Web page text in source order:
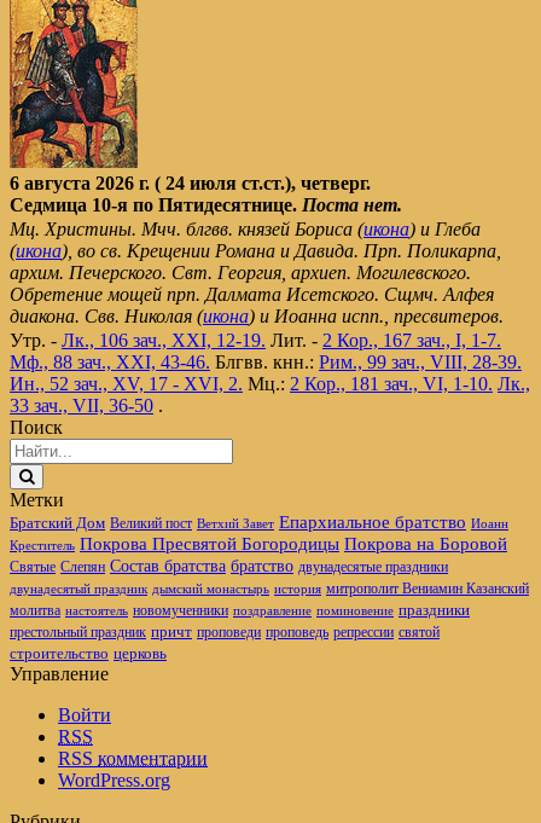
6 августа 2026 г. ( 24 июля ст.ст.), четверг.
Седмица 10-я по Пятидесятнице. Поста нет.
Мц. Христины. Мчч. блгвв. князей Бориса (икона) и Глеба
(икона), во св. Крещении Романа и Давида. Прп. Поликарпа,
архим. Печерского. Свт. Георгия, архиеп. Могилевского.
Обретение мощей прп. Далмата Исетского. Сщмч. Алфея
диакона. Свв. Николая (икона) и Иоанна испп., пресвитеров.
Утр. - Лк., 106 зач., XXI, 12-19. Лит. - 2 Кор., 167 зач., I, 1-7.
Мф., 88 зач., XXI, 43-46. Блгвв. кнн.: Рим., 99 зач., VIII, 28-39.
Ин., 52 зач., XV, 17 - XVI, 2. Мц.: 2 Кор., 181 зач., VI, 1-10. Лк.,
33 зач., VII, 36-50 .
Поиск
Метки
Братский Дом Великий пост Ветхий Завет Епархиальное братство Иоанн
Креститель Покрова Пресвятой Богородицы Покрова на Боровой
Святые Слепян Состав братства братство двунадесятые праздники
двунадесятый праздник дымский монастырь история митрополит Вениамин Казанский
молитва настоятель новомученники поздравление поминовение праздники
престольный праздник причт проповеди проповедь репрессии святой
строительство церковь
Управление
Войти
RSS
RSS комментарии
WordPress.org